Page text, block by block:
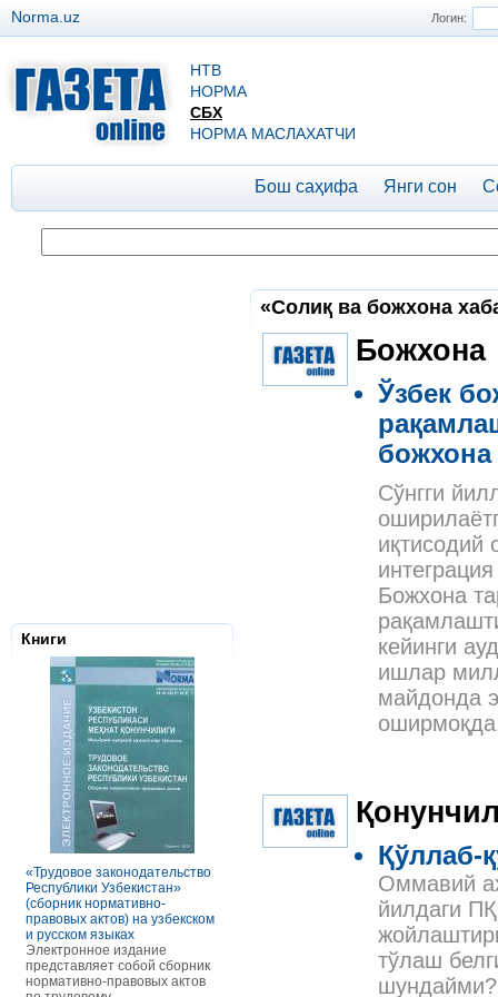
Логин:
Norma.uz
НТВ
НОРМА
СБХ
НОРМА МАСЛАХАТЧИ
Бош саҳифа Янги сон
Книги
«Трудовое законодательство
Республики Узбекистан»
(сборник нормативно-
правовых актов) на узбекском
и русском языках
Электронное издание
представляет собой сборник
нормативно-правовых актов
РАСЧЕТЫ С ПЕРСОНАЛОМ II
В книге рассмотрены вопросы
оплаты труда отдельных
отдельных сферах и случаях.
Налоговое
Сборник
правовых
Данное
по сути
сборник
правовых
Узбекистан.
законы,
«Солиқ ва божхона
Божхона
Ўзбeк
божхона
Сўнгги
иқтисодий
Божхона
кейинги
ишлар
майдонда
Қўллаб-
Оммавий
йилдаги
тўлаш
шундайми?